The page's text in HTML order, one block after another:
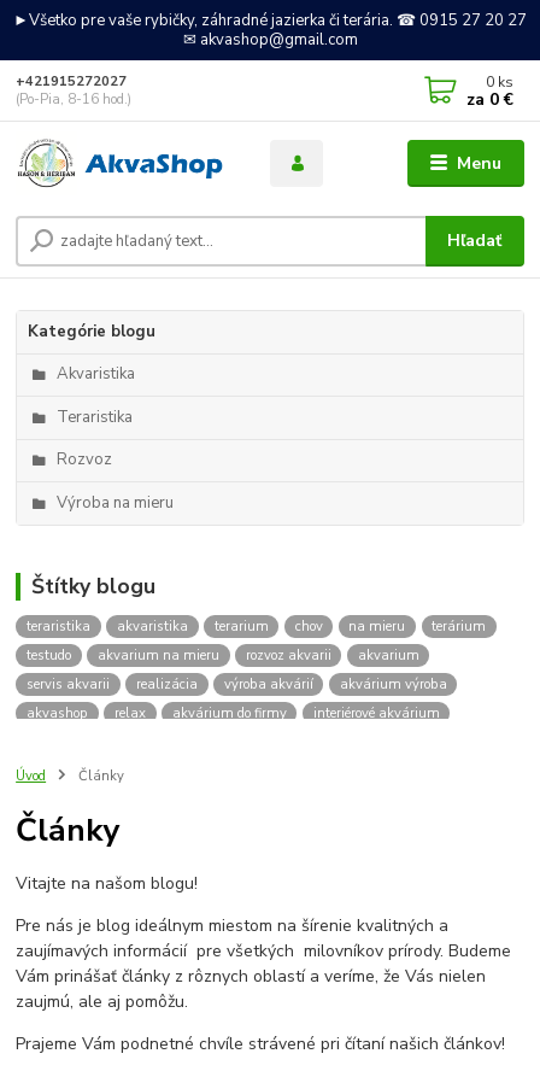
►Všetko pre vaše rybičky, záhradné jazierka či terária. ☎ 0915 27 20 27
✉ akvashop@gmail.com
Menu
Hľadať
+421915272027
(Po-Pia, 8-16 hod.)
0 ks
za 0 €
Kategórie blogu
Akvaristika
Teraristika
Rozvoz
Výroba na mieru
Štítky blogu
teraristika akvaristika terarium chov na mieru
terárium
testudo
akvarium na mieru rozvoz akvarii
akvarium
servis akvarii
realizácia výroba akvárií
akvárium výroba
akvashop
relax akvárium do firmy
interiérové akvárium
insektárium
skrinka
podstavec
Testudo horsfieldii
Korytnačka stepná
zriaďovanie terária
terárium pre suchozemskú korytnačku
želva
korytnačky
Bratislava
vyroba akvarii akvarium dovoz
rozvoz akvarií
záruka na akvárium
Úvod Články
Články
Vitajte na našom blogu!
Pre nás je blog ideálnym miestom na šírenie kvalitných a
zaujímavých informácií pre všetkých milovníkov prírody. Budeme
Vám prinášať články z rôznych oblastí a veríme, že Vás nielen
zaujmú, ale aj pomôžu.
Prajeme Vám podnetné chvíle strávené pri čítaní našich článkov!